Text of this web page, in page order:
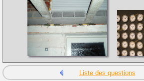
Liste des questions